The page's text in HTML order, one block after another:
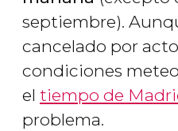
septiembre).
cancelado por
condiciones
el tiempo de
problema.